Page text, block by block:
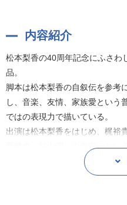
内容紹介
松本梨香の40周年記念にふさわ
品。
脚本は松本梨香の自叙伝を参考
し、音楽、友情、家族愛という
ではの表現力で描いている。
出演は松本梨香をはじめ、梶裕
西勝也、福山潤、山寺宏一とい
オープニングテーマ・エンディ
ーサーとして数多くの楽曲を手